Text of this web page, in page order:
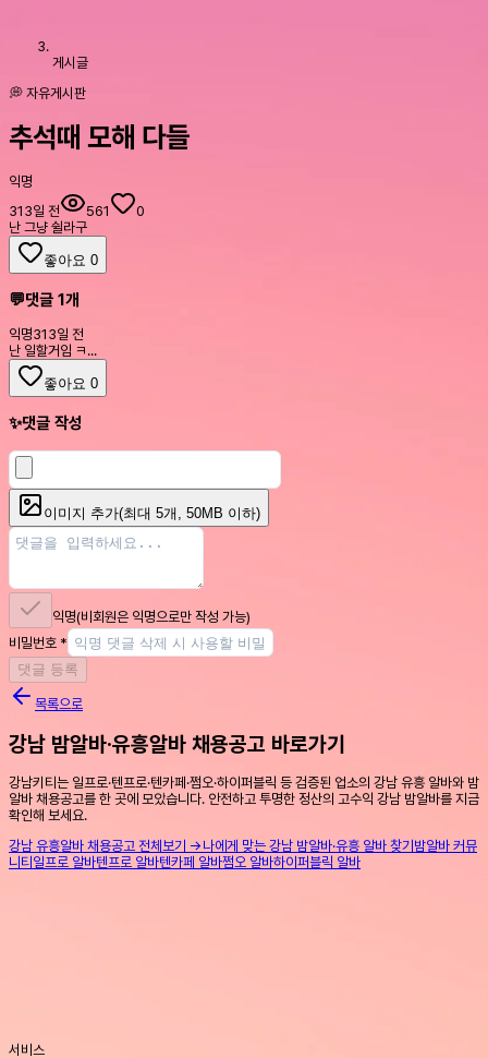
게시글
💭 자유게시판
추석때 모해 다들
익명
313일 전
561
0
난 그냥 쉴라구
좋아요 0
💬댓글 1개
익명313일 전
난 일할거임 ㅋ...
좋아요 0
✨댓글 작성
이미지 추가(최대 5개, 50MB 이하)
익명(비회원은 익명으로만 작성 가능)
비밀번호 *
댓글 등록
목록으로
강남 밤알바·유흥알바 채용공고 바로가기
강남키티는 일프로·텐프로·텐카페·쩜오·하이퍼블릭 등 검증된 업소의 강남 유흥 알바와 밤
알바 채용공고를 한 곳에 모았습니다. 안전하고 투명한 정산의 고수익 강남 밤알바를 지금
확인해 보세요.
강남 유흥알바 채용공고 전체보기 → 나에게 맞는 강남 밤알바·유흥 알바 찾기 밤알바 커뮤
니티 일프로 알바텐프로 알바텐카페 알바쩜오 알바하이퍼블릭 알바
서비스